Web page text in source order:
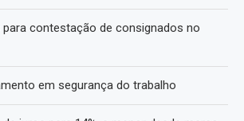
contestação de consignados no
em segurança do trabalho